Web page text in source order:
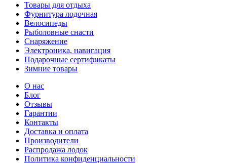
Товары для отдыха
Фурнитура лодочная
Велосипеды
Рыболовные снасти
Снаряжение
Электроника, навигация
Подарочные сертификаты
Зимние товары
О нас
Блог
Отзывы
Гарантии
Контакты
Доставка и оплата
Производители
Распродажа лодок
Политика конфиденциальности